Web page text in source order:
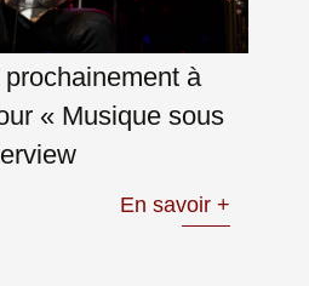
à
« Musique sous
En savoir +